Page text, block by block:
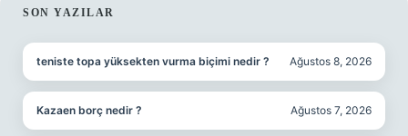
SIDEBAR
SON YAZILAR
teniste topa yüksekten vurma biçimi nedir ? Ağustos 8, 2026
Kazaen borç nedir ? Ağustos 7, 2026